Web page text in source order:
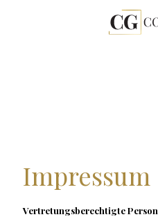
Impressum
Vertretungsberechtigte Person